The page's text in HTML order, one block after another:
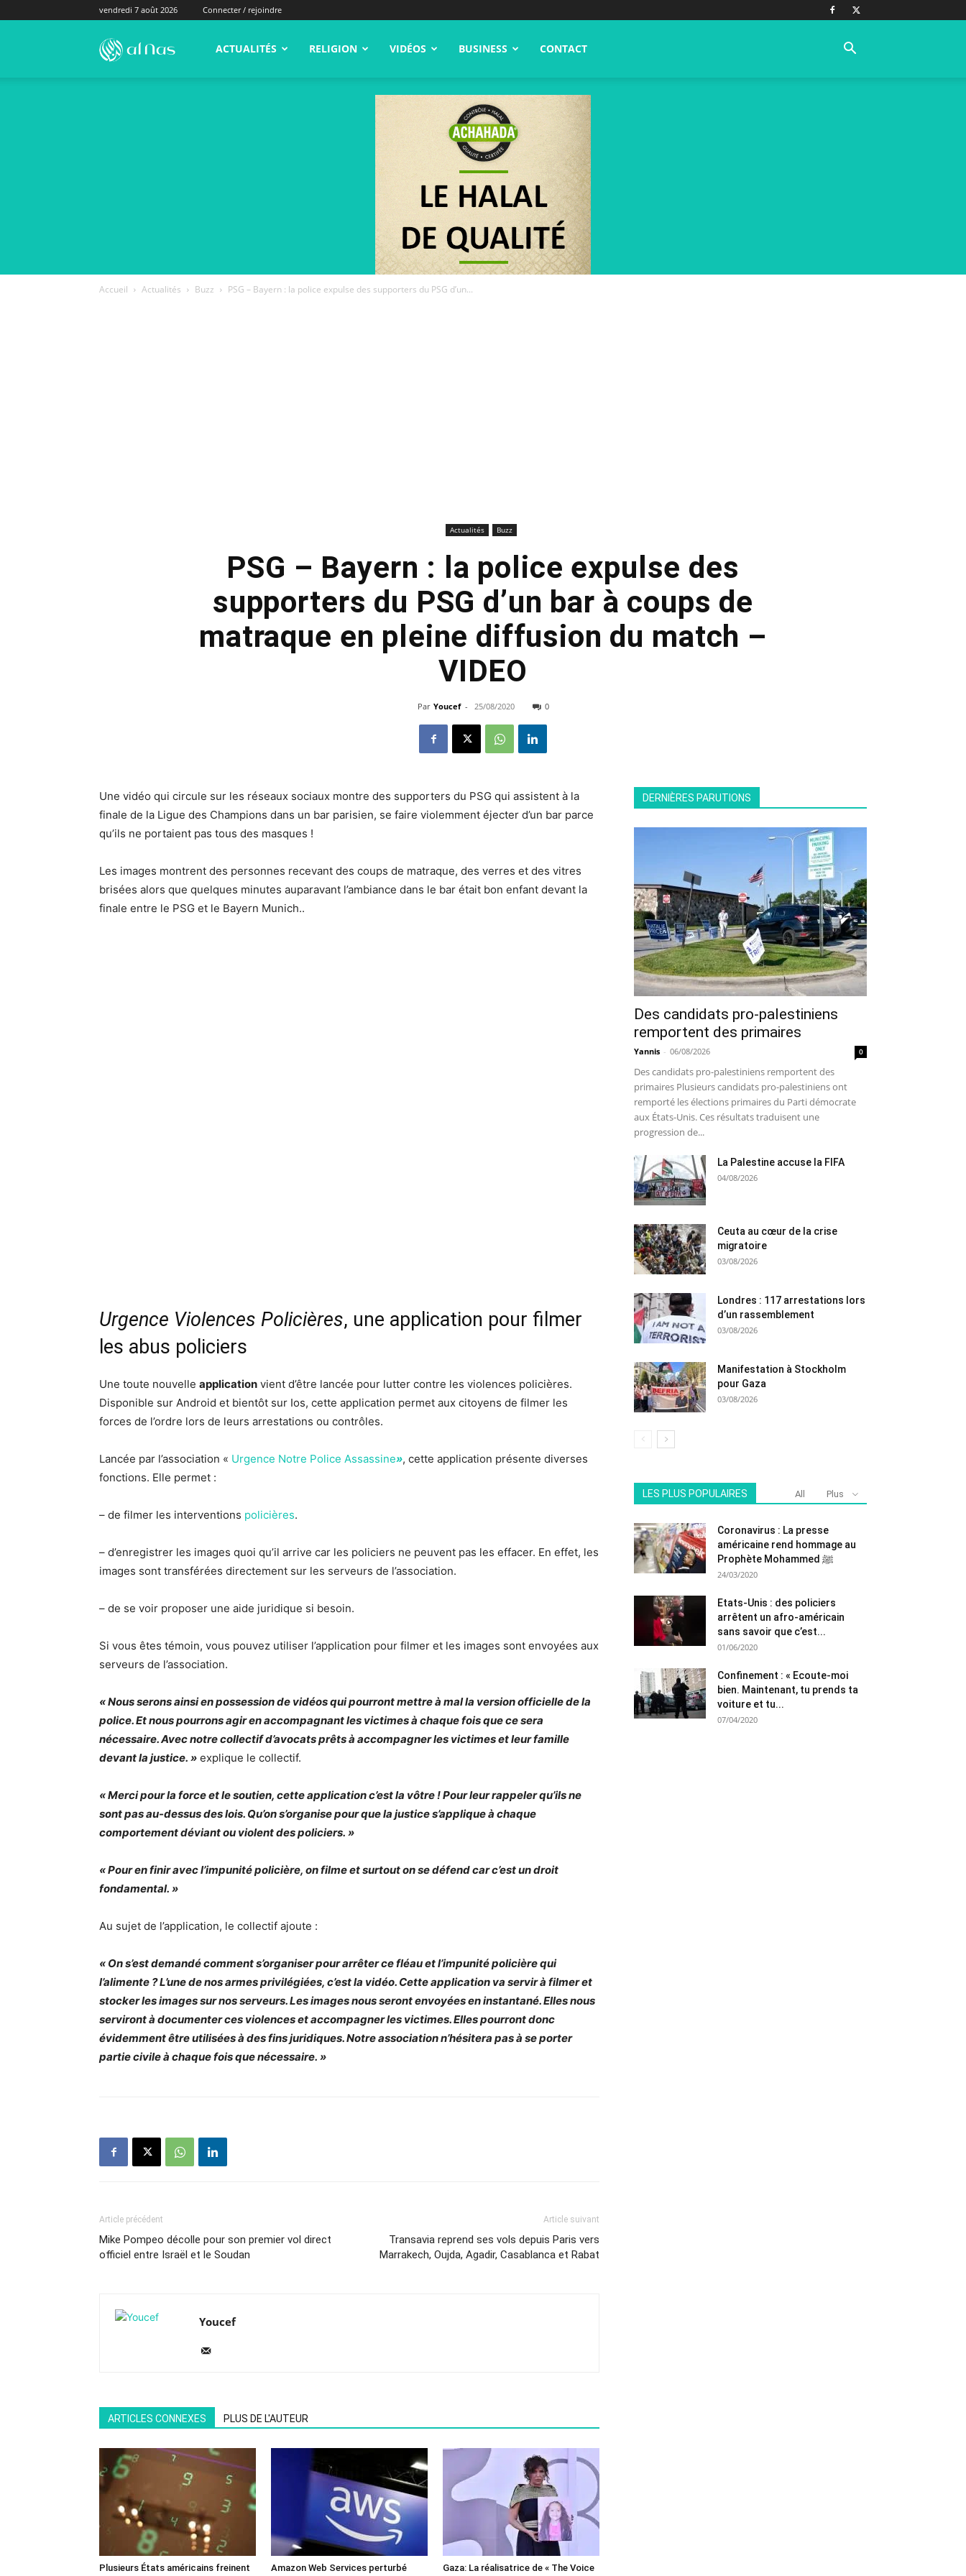
vendredi 7 août 2026 Connecter / rejoindre
alNas.fr ACTUALITÉS RELIGION VIDÉOS BUSINESS CONTACT
Accueil Actualités Buzz PSG – Bayern : la police expulse des supporters du PSG d’un...
Actualités Buzz
PSG – Bayern : la police expulse des
supporters du PSG d’un bar à coups de
matraque en pleine diffusion du match –
VIDEO
Par Youcef - 25/08/2020 0
Une vidéo qui circule sur les réseaux sociaux montre des supporters du PSG qui assistent à la
finale de la Ligue des Champions dans un bar parisien, se faire violemment éjecter d’un bar parce
qu’ils ne portaient pas tous des masques !
Les images montrent des personnes recevant des coups de matraque, des verres et des vitres
brisées alors que quelques minutes auparavant l’ambiance dans le bar était bon enfant devant la
finale entre le PSG et le Bayern Munich..
Urgence Violences Policières, une application pour filmer
les abus policiers
Une toute nouvelle application vient d’être lancée pour lutter contre les violences policières.
Disponible sur Android et bientôt sur Ios, cette application permet aux citoyens de filmer les
forces de l’ordre lors de leurs arrestations ou contrôles.
Lancée par l’association « Urgence Notre Police Assassine», cette application présente diverses
fonctions. Elle permet :
– de filmer les interventions policières.
– d’enregistrer les images quoi qu’il arrive car les policiers ne peuvent pas les effacer. En effet, les
images sont transférées directement sur les serveurs de l’association.
– de se voir proposer une aide juridique si besoin.
Si vous êtes témoin, vous pouvez utiliser l’application pour filmer et les images sont envoyées aux
serveurs de l’association.
« Nous serons ainsi en possession de vidéos qui pourront mettre à mal la version officielle de la
police. Et nous pourrons agir en accompagnant les victimes à chaque fois que ce sera
nécessaire. Avec notre collectif d’avocats prêts à accompagner les victimes et leur famille
devant la justice. » explique le collectif.
« Merci pour la force et le soutien, cette application c’est la vôtre ! Pour leur rappeler qu’ils ne
sont pas au-dessus des lois. Qu’on s’organise pour que la justice s’applique à chaque
comportement déviant ou violent des policiers. »
« Pour en finir avec l’impunité policière, on filme et surtout on se défend car c’est un droit
fondamental. »
Au sujet de l’application, le collectif ajoute :
« On s’est demandé comment s’organiser pour arrêter ce fléau et l’impunité policière qui
l’alimente ? L’une de nos armes privilégiées, c’est la vidéo. Cette application va servir à filmer et
stocker les images sur nos serveurs. Les images nous seront envoyées en instantané. Elles nous
serviront à documenter ces violences et accompagner les victimes. Elles pourront donc
évidemment être utilisées à des fins juridiques. Notre association n’hésitera pas à se porter
partie civile à chaque fois que nécessaire. »
Article précédent
Mike Pompeo décolle pour son premier vol direct
officiel entre Israël et le Soudan
Article suivant
Transavia reprend ses vols depuis Paris vers
Marrakech, Oujda, Agadir, Casablanca et Rabat
Youcef
ARTICLES CONNEXES PLUS DE L'AUTEUR
Plusieurs États américains freinent Amazon Web Services perturbé Gaza: La réalisatrice de « The Voice
DERNIÈRES PARUTIONS
Des candidats pro-palestiniens
remportent des primaires
Yannis - 06/08/2026 0
Des candidats pro-palestiniens remportent des
primaires Plusieurs candidats pro-palestiniens ont
remporté les élections primaires du Parti démocrate
aux États-Unis. Ces résultats traduisent une
progression de...
La Palestine accuse la FIFA
04/08/2026
Ceuta au cœur de la crise
migratoire
03/08/2026
Londres : 117 arrestations lors
d’un rassemblement
03/08/2026
Manifestation à Stockholm
pour Gaza
03/08/2026
LES PLUS POPULAIRES All Plus
Coronavirus : La presse
américaine rend hommage au
Prophète Mohammed ﷺ
24/03/2020
Etats-Unis : des policiers
arrêtent un afro-américain
sans savoir que c’est...
01/06/2020
Confinement : « Ecoute-moi
bien. Maintenant, tu prends ta
voiture et tu...
07/04/2020